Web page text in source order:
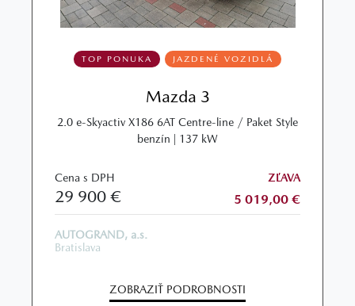
TOP PONUKA JAZDENÉ VOZIDLÁ
Mazda 3
2.0 e-Skyactiv X186 6AT Centre-line / Paket Style
benzín | 137 kW
Cena s DPH
29 900 €
ZĽAVA
5 019,00 €
AUTOGRAND, a.s.
Bratislava
ZOBRAZIŤ PODROBNOSTI